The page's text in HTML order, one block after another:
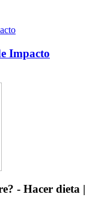
Impacto
- Hacer dieta |